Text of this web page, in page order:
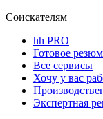
Соискателям
hh PRO
Готовое
Все сервисы
Хочу у вас
Экспертная